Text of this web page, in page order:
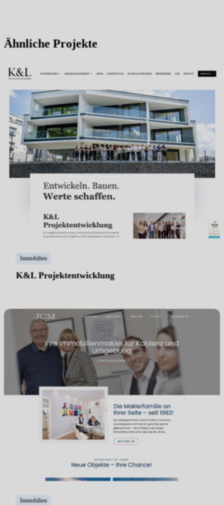
Ähnliche Projekte
Immobilien
K&L Projektentwicklung
Immobilien